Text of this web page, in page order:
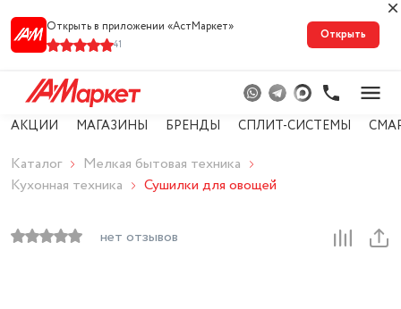
Открыть в приложении «АстМарке‪т‬»
41
Открыть
АКЦИИ МАГАЗИНЫ БРЕНДЫ СПЛИТ-СИСТЕМЫ
Каталог
Мелкая бытовая техника
Кухонная техника
Сушилки для овощей
нет отзывов